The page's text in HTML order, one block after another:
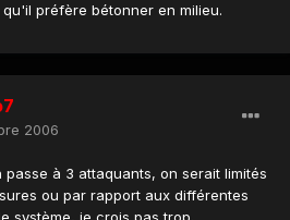
préfère bétonner en milieu.
2006
à 3 attaquants, on serait limités
ou par rapport aux différentes